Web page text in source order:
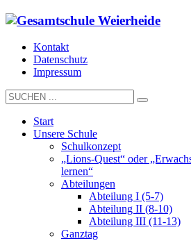
Kontakt
Datenschutz
Impressum
Start
Unsere Schule
Schulkonzept
„Lions-Quest“ oder
lernen“
Abteilungen
Abteilung I (5-7)
Abteilung II (8-10)
Abteilung III (11-13)
Ganztag